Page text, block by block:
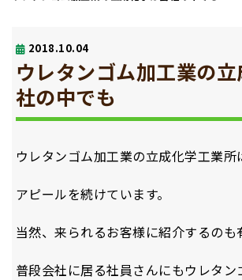
2018.10.04
ウレタンゴム加工業の
社の中でも
ウレタンゴム加工業の立成化学工業所
アピールを続けています。
当然、来られるお客様に紹介するのも
普段会社に居る社員さんにもウレタン